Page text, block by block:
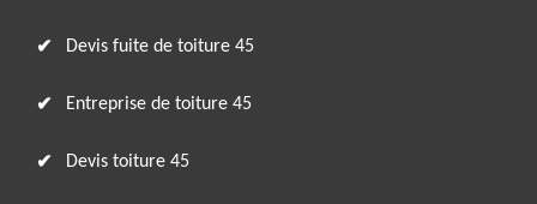
Devis fuite de toiture 45
Entreprise de toiture 45
Devis toiture 45